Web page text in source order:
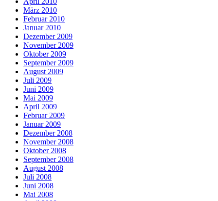
März 2010
Februar 2010
Januar 2010
Dezember 2009
November 2009
Oktober 2009
September 2009
August 2009
Juli 2009
Juni 2009
Mai 2009
April 2009
Februar 2009
Januar 2009
Dezember 2008
November 2008
Oktober 2008
September 2008
August 2008
Juli 2008
Juni 2008
Mai 2008